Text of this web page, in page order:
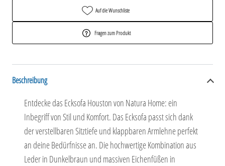
Auf die Wunschliste
Fragen zum Produkt
Beschreibung
Entdecke das Ecksofa Houston von Natura Home: ein
Inbegriff von Stil und Komfort. Das Ecksofa passt sich dank
der verstellbaren Sitztiefe und klappbaren Armlehne perfekt
an deine Bedürfnisse an. Die hochwertige Kombination aus
Leder in Dunkelbraun und massiven Eichenfüßen in